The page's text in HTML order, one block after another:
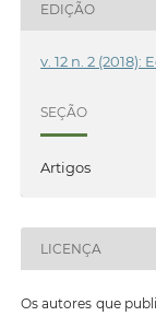
EDIÇÃO
v. 12 n. 2
SEÇÃO
Artigos
LICENÇA
Os autores que